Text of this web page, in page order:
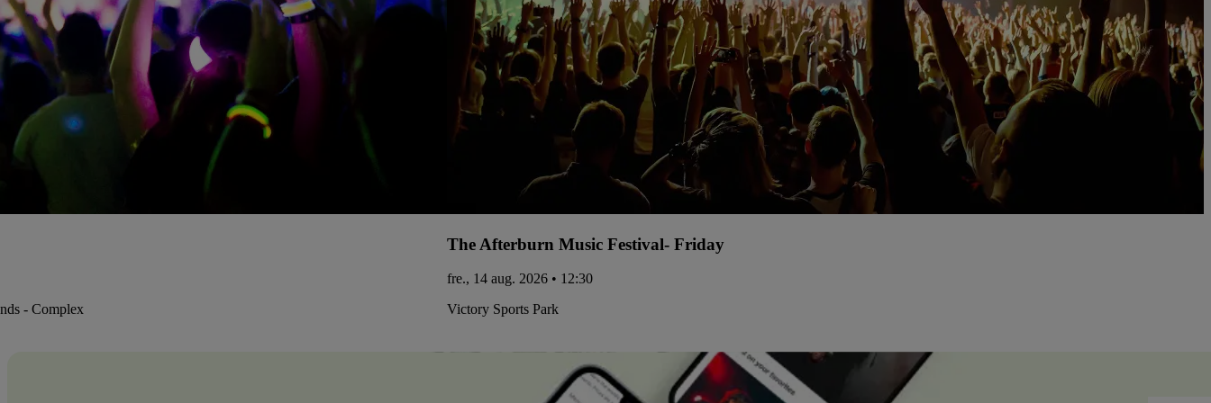
- Complex
The Afterburn Music Festival- Friday
fre., 14 aug. 2026 • 12:30
Victory Sports Park